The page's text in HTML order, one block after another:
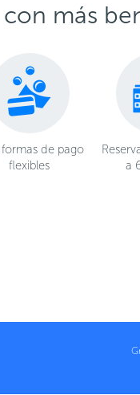
más
formas de pago
flexibles
a